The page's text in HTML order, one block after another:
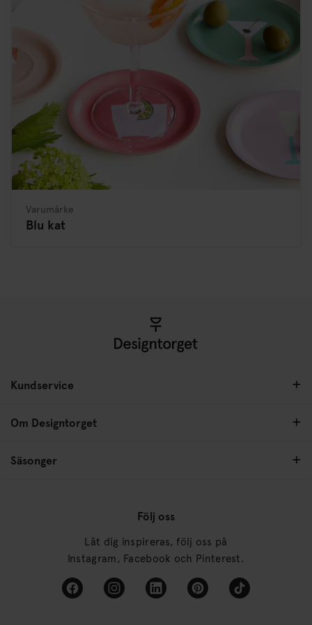
Varumärke
Blu kat
Kundservice
Om Designtorget
Säsonger
Följ oss
Låt dig inspireras, följ oss på
Instagram, Facebook och Pinterest.